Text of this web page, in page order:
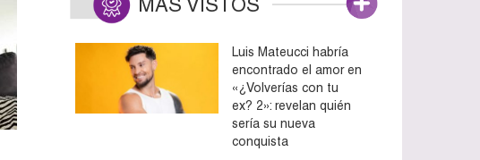
MÁS VISTOS
Luis Mateucci habría
encontrado el amor en
«¿Volverías con tu
ex? 2»: revelan quién
sería su nueva
conquista